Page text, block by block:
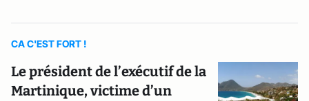
CA C'EST FORT !
Le président de l’exécutif de la
Martinique, victime d’un